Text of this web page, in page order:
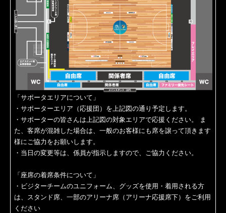
「サポータエリアについて」
・サポーターエリア（応援団）を上記図の通り予定します。
・サポーターの皆さんは上記図の対象エリアで応援ください。 ま
た、客席が混雑した場合は、一般のお客様にも席を譲って頂きます
様にご協力をお願いします。
・当日の変更等は、係員が指示しますので、ご協力ください。
「座席の着席条件について」
・ビジターチームのユニフォーム、グッズを使用・着用される方
は、スタンド席、一部のアリーナ席（アリーナ応援席下）をご利用
ください